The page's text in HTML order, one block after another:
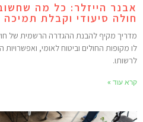
הייזלר: כל מה
סיעודי וקבלת תמיכה
מקיף להבנת ההגדרה הרשמית של חולה
מקופות החולים וביטוח לאומי, ואפשרויות
עוד »